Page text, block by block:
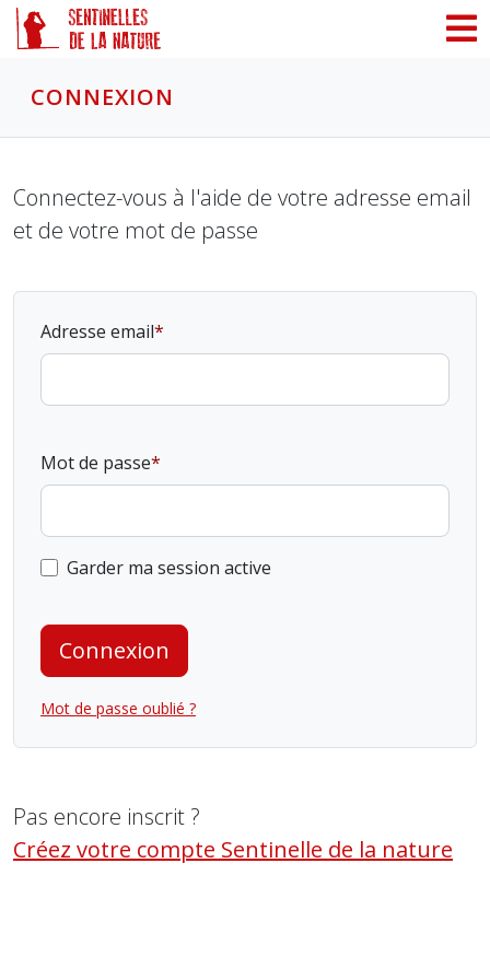
CONNEXION
Connectez-vous à l'aide de votre adresse email
et de votre mot de passe
Adresse email
Mot de passe
Garder ma session active
Connexion
Mot de passe oublié ?
Pas encore inscrit ?
Créez votre compte Sentinelle de la nature
Panneau de gestion des cookies